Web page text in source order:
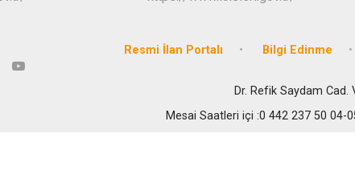
Resmi İlan Portalı Bilgi Edinme
Dr. Refik Saydam Cad.
Mesai Saatleri içi :0 442 237 50 04-